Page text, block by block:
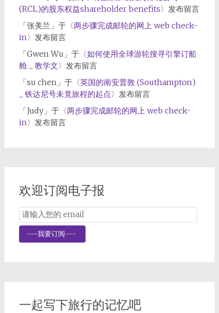
(RCL)的股东权益shareholder benefits〉发布留言
「张美兰 」于〈两步骤完成邮轮的网上 web check-
in〉发布留言
「Gwen Wu 」于〈如何使用全球游轮搜寻引擎订船
舱 _ 教学文〉发布留言
「su chen」于〈英国的南安普敦 (Southampton)
_ 铁达尼号未竟旅程的起点〉发布留言
「Judy」于〈两步骤完成邮轮的网上 web check-
in〉发布留言
欢迎订阅电子报
Email
Subscription
---我要订阅---
一起写下旅行的记忆吧